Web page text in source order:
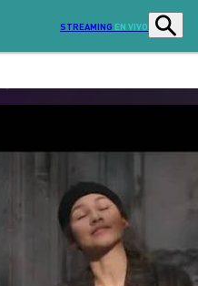
STREAMING EN VIVO
Economía
Sostenibilidad
Deportes